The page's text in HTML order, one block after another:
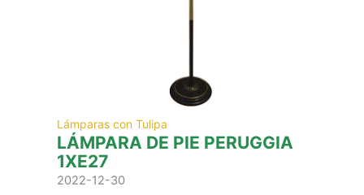
Lámparas con Tulipa
LÁMPARA DE PIE PERUGGIA
1XE27
2022-12-30